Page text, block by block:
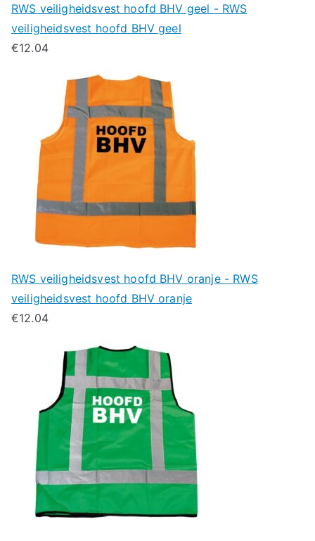
RWS veiligheidsvest hoofd BHV geel - RWS
veiligheidsvest hoofd BHV geel
€12.04
RWS veiligheidsvest hoofd BHV oranje - RWS
veiligheidsvest hoofd BHV oranje
€12.04